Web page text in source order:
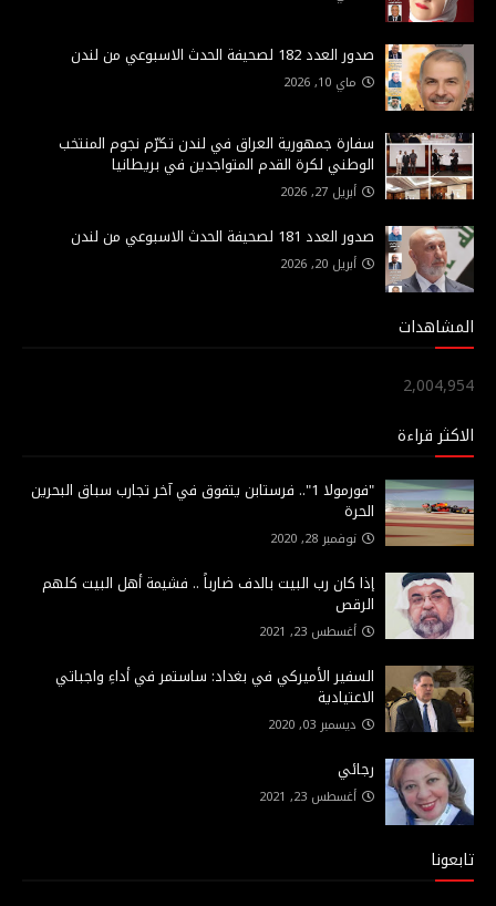
صدور العدد 182 لصحيفة الحدث الاسبوعي من لندن
ماي 10, 2026
سفارة جمهورية العراق في لندن تكرّم نجوم المنتخب
الوطني لكرة القدم المتواجدين في بريطانيا
أبريل 27, 2026
صدور العدد 181 لصحيفة الحدث الاسبوعي من لندن
أبريل 20, 2026
المشاهدات
2,004,954
الاكثر قراءة
"فورمولا 1".. فرستابن يتفوق في آخر تجارب سباق البحرين
الحرة
نوفمبر 28, 2020
إذا كان رب البيت بالدف ضارباً .. فشيمة أهل البيت كلهم
الرقص
أغسطس 23, 2021
السفير الأميركي في بغداد: ساستمر في أداءِ واجباتي
الاعتيادية
ديسمبر 03, 2020
رجائي
أغسطس 23, 2021
تابعونا